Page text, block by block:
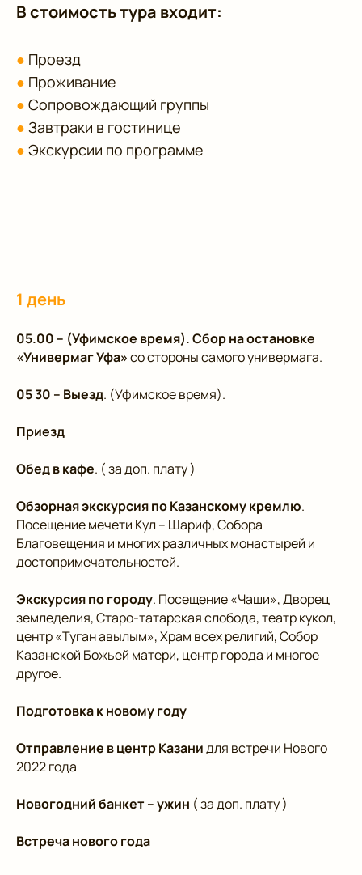
В стоимость тура входит:
● Проезд
● Проживание
● Сопровождающий группы
● Завтраки в гостинице
● Экскурсии по программе
1 день
05.00 – (Уфимское время). Сбор на остановке
«Универмаг Уфа»со стороны самого универмага.
05 30 – Выезд. (Уфимское время).
Приезд
Обед в кафе. ( за доп. плату )
Обзорная экскурсия по Казанскому кремлю.
Посещение мечети Кул – Шариф, Собора
Благовещения и многих различных монастырей и
достопримечательностей.
Экскурсия по городу. Посещение «Чаши», Дворец
земледелия, Старо-татарская слобода, театр кукол,
центр «Туган авылым», Храм всех религий, Собор
Казанской Божьей матери, центр города и многое
другое.
Подготовка к новому году
Отправление в центр Казанидля встречи Нового
2022 года
Новогодний банкет – ужин ( за доп. плату )
Встреча нового года